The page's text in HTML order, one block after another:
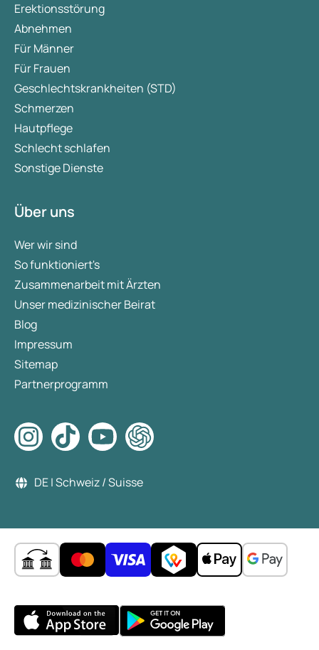
Erektionsstörung
Abnehmen
Für Männer
Für Frauen
Geschlechtskrankheiten (STD)
Schmerzen
Hautpflege
Schlecht schlafen
Sonstige Dienste
Über uns
Wer wir sind
So funktioniert's
Zusammenarbeit mit Ärzten
Unser medizinischer Beirat
Blog
Impressum
Sitemap
Partnerprogramm
DE | Schweiz / Suisse